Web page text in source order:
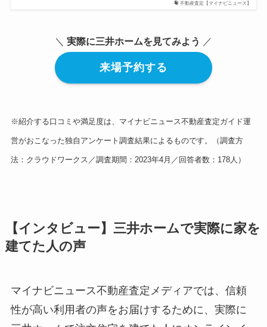
不動産査定【マイナビニュース】
＼ 実際に三井ホームを見てみよう ／
来場予約する
※紹介する口コミや満足度は、マイナビニュース不動産査定ガイド運
営がおこなった独自アンケート調査結果によるものです。（調査方
法：クラウドワークス／調査期間：2023年4月／回答者数：178人）
【インタビュー】三井ホームで実際に家を
建てた人の声
マイナビニュース不動産査定メディアでは、信頼
性が高い利用者の声をお届けするために、実際に